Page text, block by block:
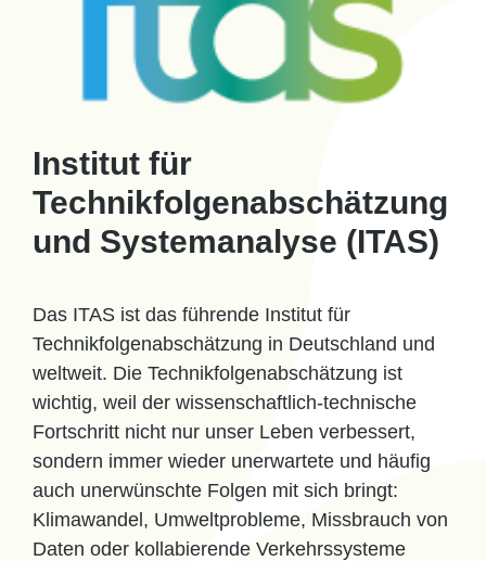
Institut für
Technikfolgenabschätzung
und Systemanalyse (ITAS)
Das ITAS ist das führende Institut für
Technikfolgenabschätzung in Deutschland und
weltweit. Die Technikfolgenabschätzung ist
wichtig, weil der wissenschaftlich-technische
Fortschritt nicht nur unser Leben verbessert,
sondern immer wieder unerwartete und häufig
auch unerwünschte Folgen mit sich bringt:
Klimawandel, Umweltprobleme, Missbrauch von
Daten oder kollabierende Verkehrssysteme